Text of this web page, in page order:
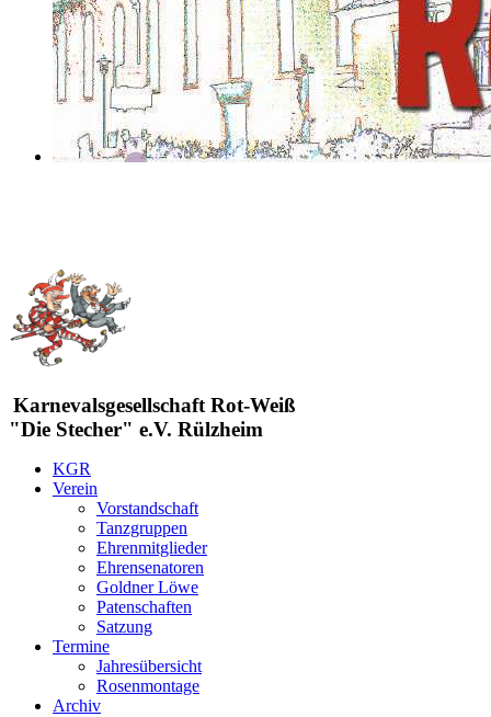
Karnevalsgesellschaft Rot-Weiß
"Die Stecher" e.V. Rülzheim
KGR
Verein
Vorstandschaft
Tanzgruppen
Ehrenmitglieder
Ehrensenatoren
Goldner Löwe
Patenschaften
Satzung
Termine
Jahresübersicht
Rosenmontage
Archiv